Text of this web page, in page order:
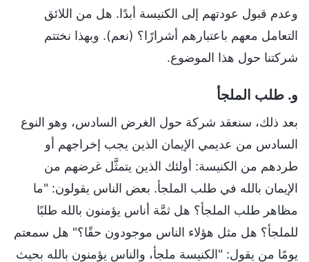
وعدم قبول عودتهم إلى الكنيسة أبدًا. هل من اللائق
التعامل معهم باعتبارهم أشرارًا؟ (نعم). وبهذا نختتم
شركتنا حول هذا الموضوع.
و. طلب الملجأ
بعد ذلك، سنعقد شركة حول الغرض السادس، وهو النوع
السادس من عديمي الإيمان الذين يجب إخراجهم أو
طردهم من الكنيسة: أولئك الذين يتمثَّل غرضهم من
الإيمان بالله في طلب الملجأ. بعض الناس يقولون: "ما
مظاهر طلب الملجأ؟ هل ثمَّة أناس يؤمنون بالله طلبًا
للملجأ؟ هل مثل هؤلاء الناس موجودون حقًا؟" هل سمعتم
يومًا من يقول: "الكنيسة ملجأ، والناس يؤمنون بالله بحيث